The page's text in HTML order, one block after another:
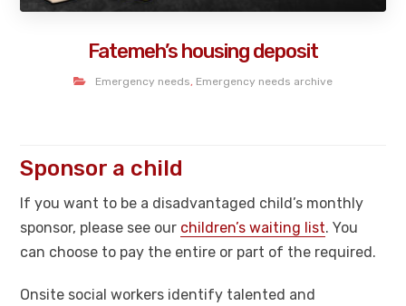
Fatemeh’s housing deposit
Emergency needs, Emergency needs archive
Sponsor a child
If you want to be a disadvantaged child’s monthly
sponsor, please see our children’s waiting list. You
can choose to pay the entire or part of the required.
Onsite social workers identify talented and